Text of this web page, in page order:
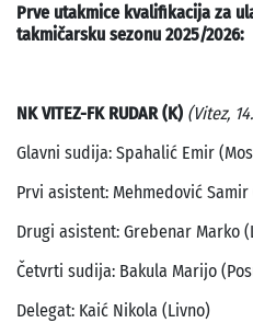
Prve utakmice kvalifikacija za
takmičarsku sezonu 2025/2026:
NK VITEZ-FK RUDAR (K) (Vitez,
Glavni sudija: Spahalić Emir
Prvi asistent: Mehmedović Samir
Drugi asistent: Grebenar Marko
Četvrti sudija: Bakula Marijo
Delegat: Kaić Nikola (Livno)